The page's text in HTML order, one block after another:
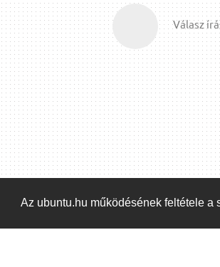
Az ubuntu.hu működésének feltétele a
Válasz